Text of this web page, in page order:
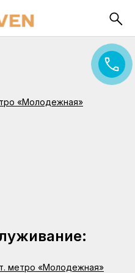
«Молодежная»
метро «Молодежная»